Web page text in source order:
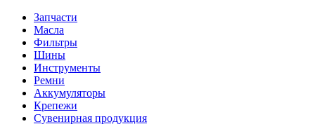
Запчасти
Масла
Фильтры
Шины
Инструменты
Ремни
Аккумуляторы
Крепежи
Сувенирная продукция